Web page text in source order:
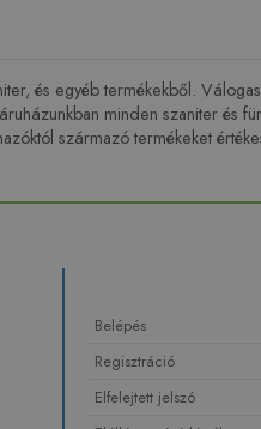
és egyéb termékekből.
minden szaniter és
származó termékeket
Belépés
Regisztráció
Elfelejtett jelszó